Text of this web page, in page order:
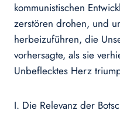
kommunistischen
zerstören drohen, und
herbeizuführen, die
vorhersagte, als sie
Unbeflecktes Herz
I. Die Relevanz der